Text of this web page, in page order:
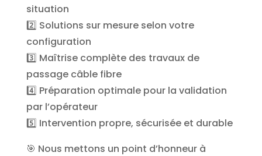
situation
2️⃣ Solutions sur mesure selon votre
configuration
3️⃣ Maîtrise complète des travaux de
passage câble fibre
4️⃣ Préparation optimale pour la validation
par l’opérateur
5️⃣ Intervention propre, sécurisée et durable
🎯 Nous mettons un point d’honneur à